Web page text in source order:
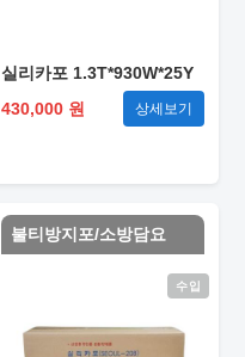
실리카포 1.3T*930W*25Y
430,000 원
상세보기
불티방지포/소방담요
수입